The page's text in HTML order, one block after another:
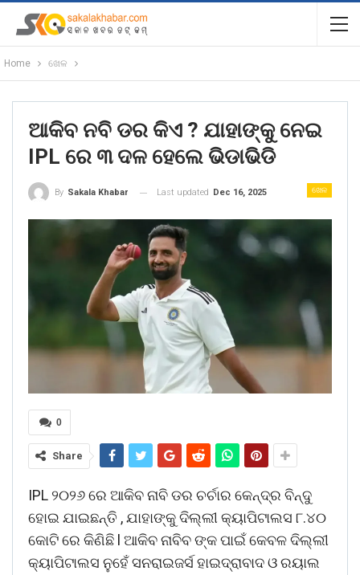
Home ଖେଳ
ଆକିବ ନବି ଡର କିଏ ? ଯାହାଙ୍କୁ ନେଇ
IPL ରେ ୩ ଦଳ ହେଲେ ଭିଡାଭିଡି
ଖେଳ
By Sakala Khabar Last updated Dec 16, 2025
0
Share
IPL ୨୦୨୬ ରେ ଆକିବ ନାବି ଡର ଚର୍ଚାର କେନ୍ଦ୍ର ବିନ୍ଦୁ
ହୋଇ ଯାଇଛନ୍ତି , ଯାହାଙ୍କୁ ଦିଲ୍ଲୀ କ୍ୟାପିଟାଲସ ୮.୪୦
କୋଟି ରେ କିଣିଛି l ଆକିବ ନାବିବ ଙ୍କ ପାଇଁ କେବଳ ଦିଲ୍ଲୀ
କ୍ୟାପିଟାଲସ ନୁହେଁ ସନରାଇଜର୍ସ ହାଇଦ୍ରାବାଦ ଓ ରୟାଲ